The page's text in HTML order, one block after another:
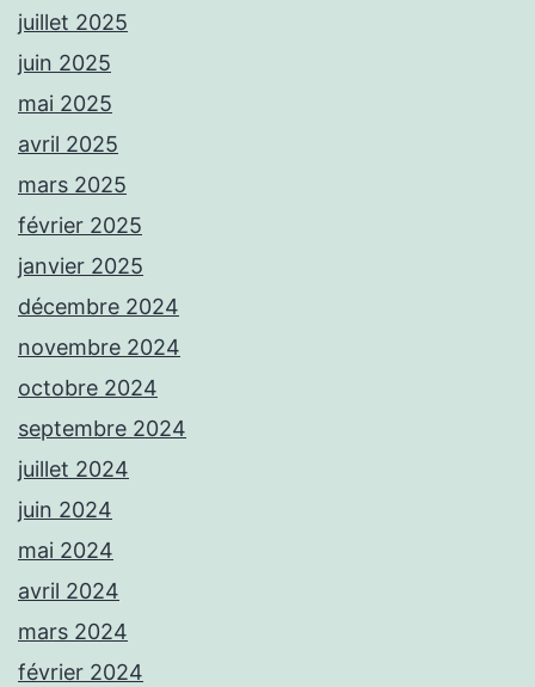
juillet 2025
juin 2025
mai 2025
avril 2025
mars 2025
février 2025
janvier 2025
décembre 2024
novembre 2024
octobre 2024
septembre 2024
juillet 2024
juin 2024
mai 2024
avril 2024
mars 2024
février 2024